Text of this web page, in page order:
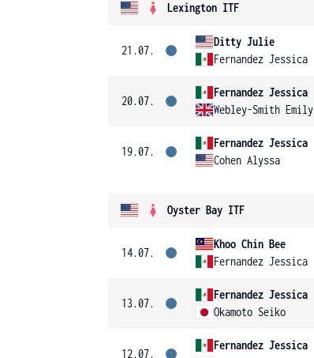
Lexington ITF
21.07.
Ditty Julie
Fernandez Jessica
20.07.
Fernandez Jessica
Webley-Smith Emily
19.07.
Fernandez Jessica
Cohen Alyssa
Oyster Bay ITF
14.07.
Khoo Chin Bee
Fernandez Jessica
13.07.
Fernandez Jessica
Okamoto Seiko
12.07.
Fernandez Jessica